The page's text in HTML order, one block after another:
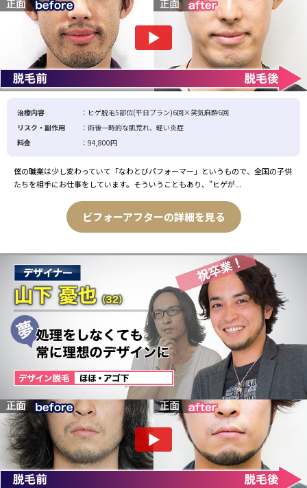
治療内容
：ヒゲ脱毛5部位(平日プラン)6回×笑気麻酔6回
リスク・副作用
：術後一時的な肌荒れ、軽い炎症
料金
：94,800円
僕の職業は少し変わっていて「なわとびパフォーマー」というもので、全国の子供
たちを相手にお仕事をしています。そういうこともあり、"ヒゲが...
ビフォーアフターの詳細を見る